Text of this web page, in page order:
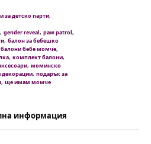
за детско парти,
, gender reveal, paw patrol,
, балон за бебешко
балони бебе момче,
, комплект балони,
, моминско
декорации, подарък за
, ще имам момче
информация